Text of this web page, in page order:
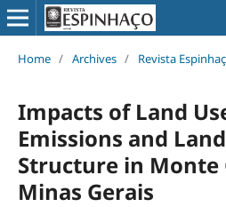
Home / Archives / Revista
Impacts of Land
Emissions and
Structure in Monte
Minas Gerais